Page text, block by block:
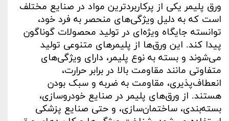
ورق پلیمر یکی از پرکاربردترین مواد در صنایع مختلف
است که به دلیل ویژگی‌های منحصر به فرد خود،
توانسته جایگاه ویژه‌ای در تولید محصولات گوناگون
پیدا کند. این ورق‌ها از پلیمرهای متنوعی تولید
می‌شوند و بسته به نوع پلیمر، دارای ویژگی‌های
متفاوتی مانند مقاومت بالا در برابر حرارت،
انعطاف‌پذیری، مقاومت به ضربه و سبک بودن
هستند. از ورق‌های پلیمر در صنایع خودروسازی،
بسته‌بندی، ساختمان‌سازی، و حتی صنایع پزشکی